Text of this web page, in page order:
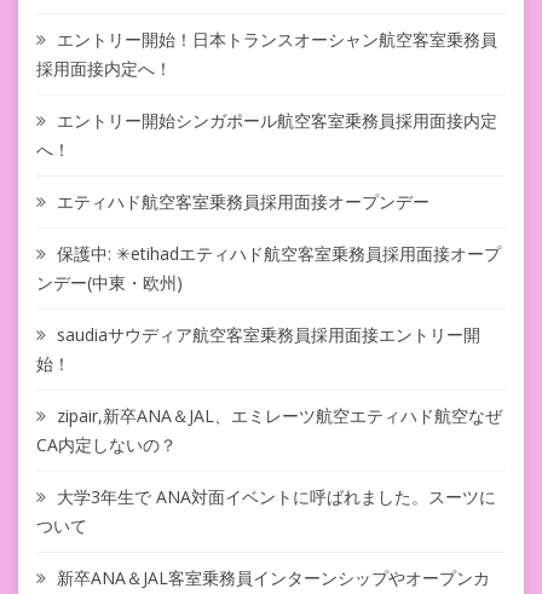
エントリー開始！日本トランスオーシャン航空客室乗務員
採用面接内定へ！
エントリー開始シンガポール航空客室乗務員採用面接内定
へ！
エティハド航空客室乗務員採用面接オープンデー
保護中: ✳︎etihadエティハド航空客室乗務員採用面接オープ
ンデー(中東・欧州)
saudiaサウディア航空客室乗務員採用面接エントリー開
始！
zipair,新卒ANA＆JAL、エミレーツ航空エティハド航空なぜ
CA内定しないの？
大学3年生で ANA対面イベントに呼ばれました。スーツに
ついて
新卒ANA＆JAL客室乗務員インターンシップやオープンカ